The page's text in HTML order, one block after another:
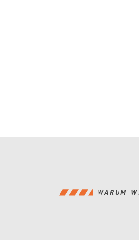
WARUM